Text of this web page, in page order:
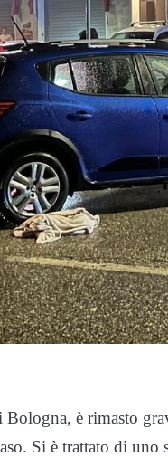
è rimasto
Si è trattato di